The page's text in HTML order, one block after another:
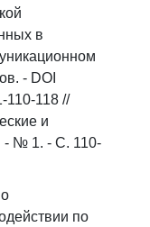
в
- DOI
110-118 //
и
- № 1. - С. 110-
по